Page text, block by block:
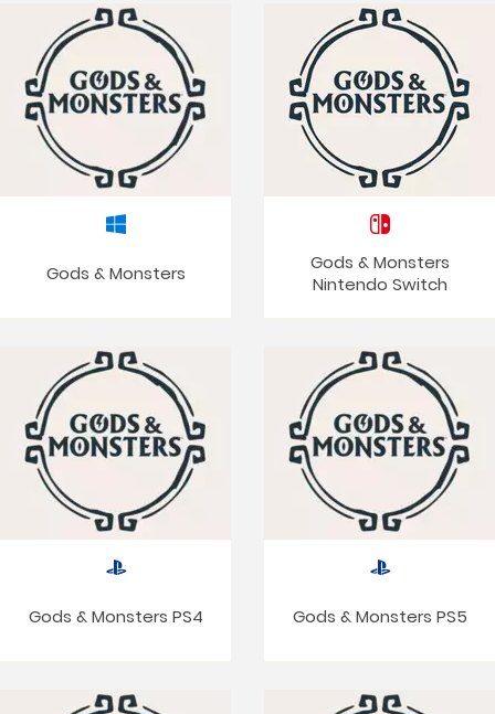
Gods & Monsters
Gods & Monsters
Nintendo Switch
Gods & Monsters PS4 Gods & Monsters PS5